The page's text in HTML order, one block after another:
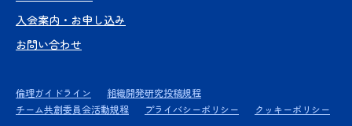
入会案内・お申し込み
お問い合わせ
倫理ガイドライン
組織開発研究投稿規程
チーム共創委員会活動規程
プライバシーポリシー クッキーポリシー